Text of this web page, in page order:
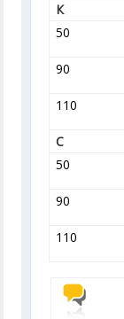
К
50
90
110
С
50
90
110